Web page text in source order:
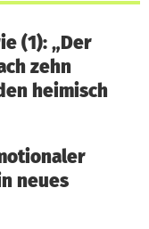
(1): „Der
zehn
heimisch
neues